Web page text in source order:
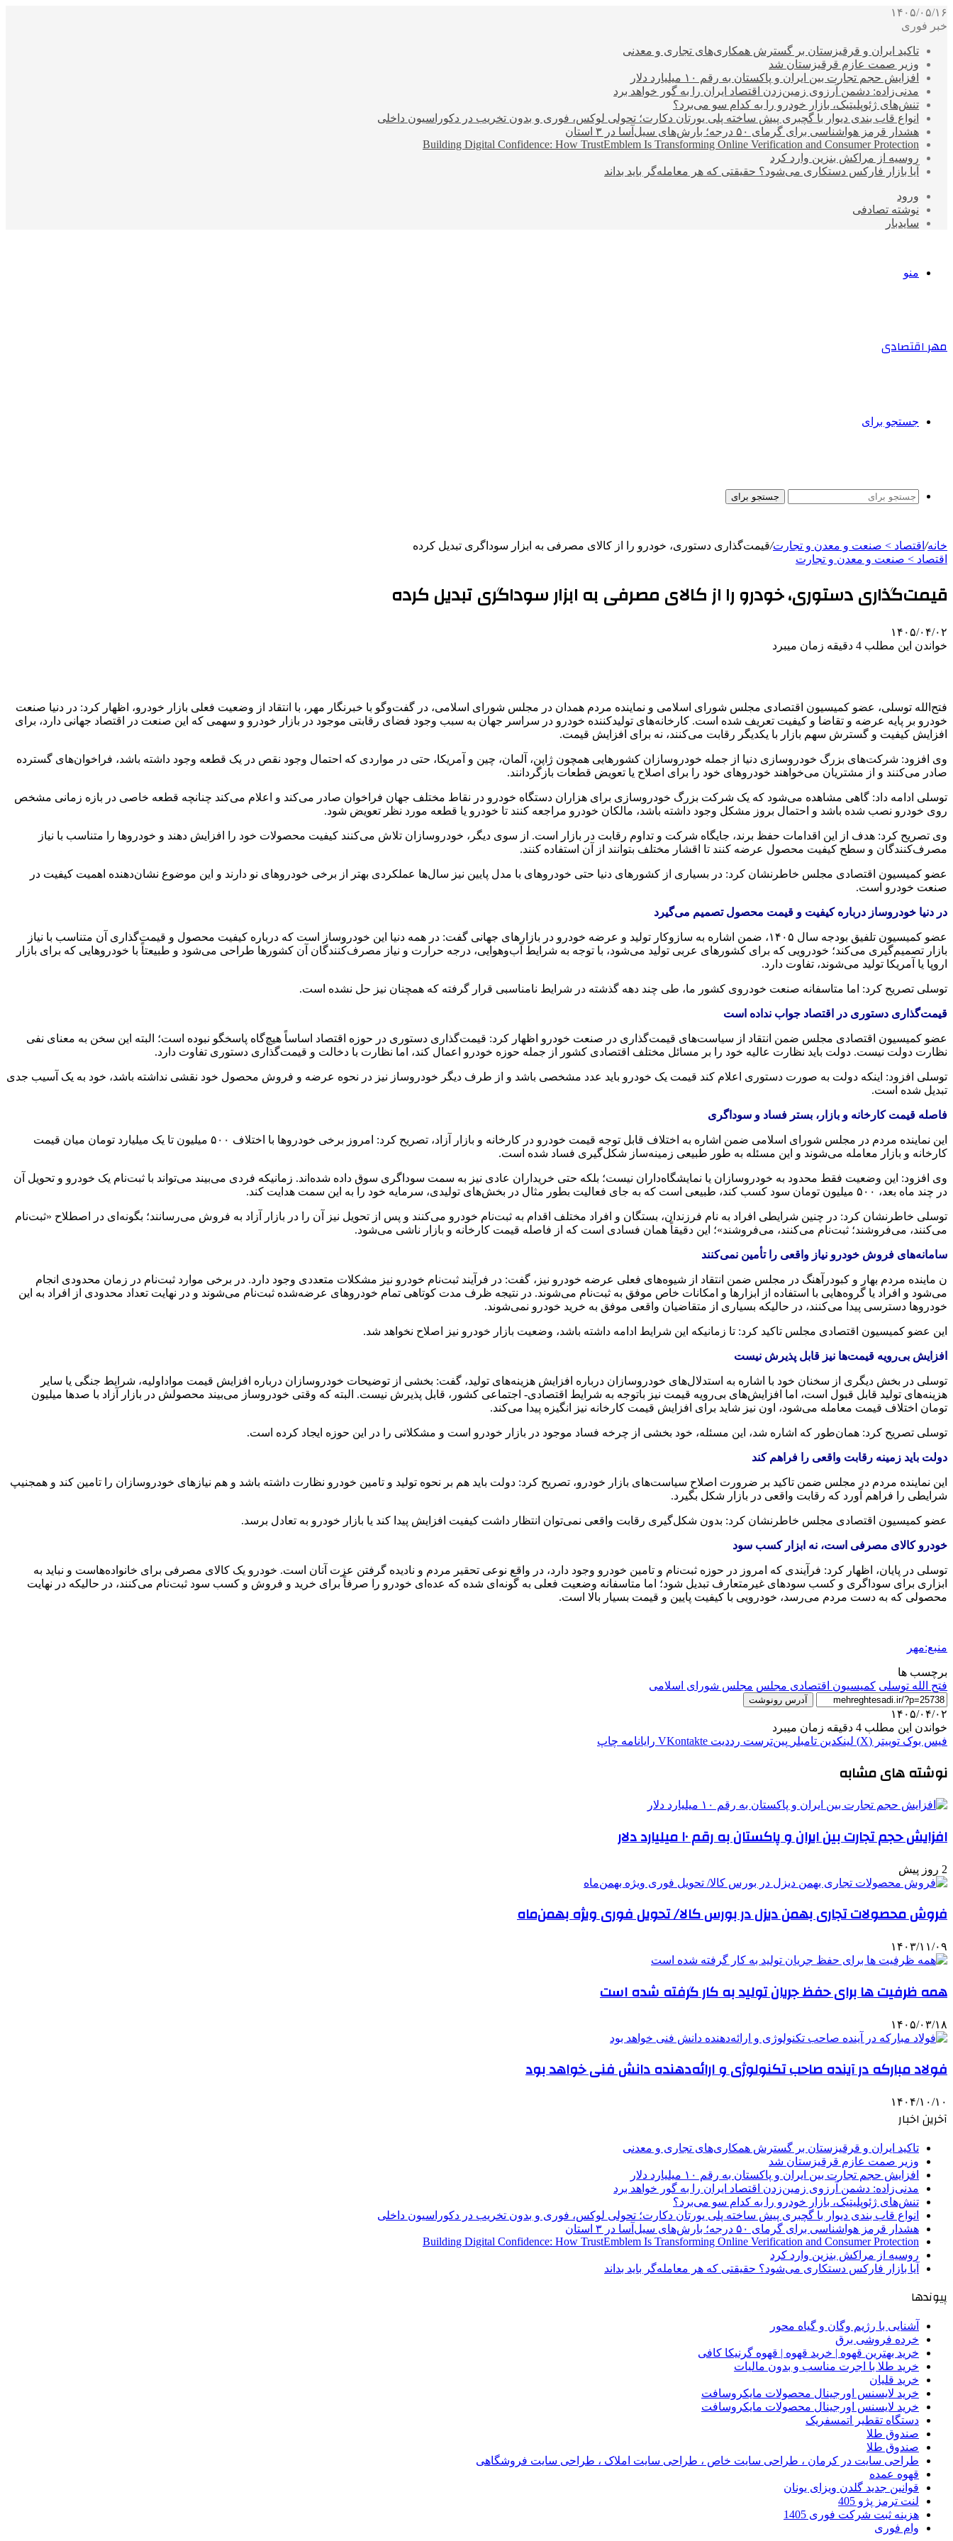
۱۴۰۵/۰۵/۱۶
خبر فوری
تاکید ایران و قرقیزستان بر گسترش همکاری‌های تجاری و معدنی
وزیر صمت عازم قرقیزستان شد
افزایش حجم تجارت بین ایران و پاکستان به رقم ۱۰ میلیارد دلار
مدنی‌زاده: دشمن آرزوی زمین‌زدن اقتصاد ایران را به گور خواهد برد
تنش‌های ژئوپلیتیک، بازار خودرو را به کدام سو می‌برد؟
انواع قاب بندی دیوار با گچبری پیش ساخته پلی یورتان دکارت؛ تحولی لوکس، فوری و بدون تخریب در دکوراسیون داخلی
هشدار قرمز هواشناسی برای گرمای ۵۰ درجه؛ بارش‌های سیل‌آسا در ۳ استان
Building Digital Confidence: How TrustEmblem Is Transforming Online Verification and Consumer Protection
روسیه از مراکش بنزین وارد کرد
آیا بازار فارکس دستکاری می‌شود؟ حقیقتی که هر معامله‌گر باید بداند
ورود
نوشته تصادفی
سایدبار
منو
مهر اقتصادی
جستجو برای
جستجو برای
خانه/ اقتصاد > صنعت و معدن و تجارت/قیمت‌گذاری دستوری، خودرو را از کالای مصرفی به ابزار سوداگری تبدیل کرده
اقتصاد > صنعت و معدن و تجارت
قیمت‌گذاری دستوری، خودرو را از کالای مصرفی به ابزار سوداگری تبدیل کرده
۱۴۰۵/۰۴/۰۲
خواندن این مطلب 4 دقیقه زمان میبرد
فتح‌الله توسلی، عضو کمیسیون اقتصادی مجلس شورای اسلامی و نماینده مردم همدان در مجلس شورای اسلامی، در گفت‌وگو با خبرنگار مهر، با انتقاد از وضعیت فعلی بازار خودرو، اظهار کرد: در دنیا صنعت
خودرو بر پایه عرضه و تقاضا و کیفیت تعریف شده است. کارخانه‌های تولیدکننده خودرو در سراسر جهان به سبب وجود فضای رقابتی موجود در بازار خودرو و سهمی که این صنعت در اقتصاد جهانی دارد، برای
افزایش کیفیت و گسترش سهم بازار با یکدیگر رقابت می‌کنند، نه برای افزایش قیمت.
وی افزود: شرکت‌های بزرگ خودروسازی دنیا از جمله خودروسازان کشورهایی همچون ژاپن، آلمان، چین و آمریکا، حتی در مواردی که احتمال وجود نقص در یک قطعه وجود داشته باشد، فراخوان‌های گسترده
صادر می‌کنند و از مشتریان می‌خواهند خودروهای خود را برای اصلاح یا تعویض قطعات بازگردانند.
توسلی ادامه داد: گاهی مشاهده می‌شود که یک شرکت بزرگ خودروسازی برای هزاران دستگاه خودرو در نقاط مختلف جهان فراخوان صادر می‌کند و اعلام می‌کند چنانچه قطعه خاصی در بازه زمانی مشخص
روی خودرو نصب شده باشد و احتمال بروز مشکل وجود داشته باشد، مالکان خودرو مراجعه کنند تا خودرو یا قطعه مورد نظر تعویض شود.
وی تصریح کرد: هدف از این اقدامات حفظ برند، جایگاه شرکت و تداوم رقابت در بازار است. از سوی دیگر، خودروسازان تلاش می‌کنند کیفیت محصولات خود را افزایش دهند و خودروها را متناسب با نیاز
مصرف‌کنندگان و سطح کیفیت محصول عرضه کنند تا اقشار مختلف بتوانند از آن استفاده کنند.
عضو کمیسیون اقتصادی مجلس خاطرنشان کرد: در بسیاری از کشورهای دنیا حتی خودروهای با مدل پایین نیز سال‌ها عملکردی بهتر از برخی خودروهای نو دارند و این موضوع نشان‌دهنده اهمیت کیفیت در
صنعت خودرو است.
در دنیا خودروساز درباره کیفیت و قیمت محصول تصمیم می‌گیرد
عضو کمیسیون تلفیق بودجه سال ۱۴۰۵، ضمن اشاره به سازوکار تولید و عرضه خودرو در بازارهای جهانی گفت: در همه دنیا این خودروساز است که درباره کیفیت محصول و قیمت‌گذاری آن متناسب با نیاز
بازار تصمیم‌گیری می‌کند؛ خودرویی که برای کشورهای عربی تولید می‌شود، با توجه به شرایط آب‌وهوایی، درجه حرارت و نیاز مصرف‌کنندگان آن کشورها طراحی می‌شود و طبیعتاً با خودروهایی که برای بازار
اروپا یا آمریکا تولید می‌شوند، تفاوت دارد.
توسلی تصریح کرد: اما متاسفانه صنعت خودروی کشور ما، طی چند دهه گذشته در شرایط نامناسبی قرار گرفته که همچنان نیز حل نشده است.
قیمت‌گذاری دستوری در اقتصاد جواب نداده است
عضو کمیسیون اقتصادی مجلس ضمن انتقاد از سیاست‌های قیمت‌گذاری در صنعت خودرو اظهار کرد: قیمت‌گذاری دستوری در حوزه اقتصاد اساساً هیچ‌گاه پاسخگو نبوده است؛ البته این سخن به معنای نفی
نظارت دولت نیست. دولت باید نظارت عالیه خود را بر مسائل مختلف اقتصادی کشور از جمله حوزه خودرو اعمال کند، اما نظارت با دخالت و قیمت‌گذاری دستوری تفاوت دارد.
توسلی افزود: اینکه دولت به صورت دستوری اعلام کند قیمت یک خودرو باید عدد مشخصی باشد و از طرف دیگر خودروساز نیز در نحوه عرضه و فروش محصول خود نقشی نداشته باشد، خود به یک آسیب جدی
تبدیل شده است.
فاصله قیمت کارخانه و بازار، بستر فساد و سوداگری
این نماینده مردم در مجلس شورای اسلامی ضمن اشاره به اختلاف قابل توجه قیمت خودرو در کارخانه و بازار آزاد، تصریح کرد: امروز برخی خودروها با اختلاف ۵۰۰ میلیون تا یک میلیارد تومان میان قیمت
کارخانه و بازار معامله می‌شوند و این مسئله به طور طبیعی زمینه‌ساز شکل‌گیری فساد شده است.
وی افزود: این وضعیت فقط محدود به خودروسازان یا نمایشگاه‌داران نیست؛ بلکه حتی خریداران عادی نیز به سمت سوداگری سوق داده شده‌اند. زمانیکه فردی می‌بیند می‌تواند با ثبت‌نام یک خودرو و تحویل آن
در چند ماه بعد، ۵۰۰ میلیون تومان سود کسب کند، طبیعی است که به جای فعالیت بطور مثال در بخش‌های تولیدی، سرمایه خود را به این سمت هدایت کند.
توسلی خاطرنشان کرد: در چنین شرایطی افراد به نام فرزندان، بستگان و افراد مختلف اقدام به ثبت‌نام خودرو می‌کنند و پس از تحویل نیز آن را در بازار آزاد به فروش می‌رسانند؛ بگونه‌ای در اصطلاح «ثبت‌نام
می‌کنند، می‌فروشند؛ ثبت‌نام می‌کنند، می‌فروشند»؛ این دقیقاً همان فسادی است که از فاصله قیمت کارخانه و بازار ناشی می‌شود.
سامانه‌های فروش خودرو نیاز واقعی را تأمین نمی‌کنند
ن ماینده مردم بهار و کبودرآهنگ در مجلس ضمن انتقاد از شیوه‌های فعلی عرضه خودرو نیز، گفت: در فرآیند ثبت‌نام خودرو نیز مشکلات متعددی وجود دارد. در برخی موارد ثبت‌نام در زمان محدودی انجام
می‌شود و افراد یا گروه‌هایی با استفاده از ابزارها و امکانات خاص موفق به ثبت‌نام می‌شوند. در نتیجه ظرف مدت کوتاهی تمام خودروهای عرضه‌شده ثبت‌نام می‌شوند و در نهایت تعداد محدودی از افراد به این
خودروها دسترسی پیدا می‌کنند، در حالیکه بسیاری از متقاضیان واقعی موفق به خرید خودرو نمی‌شوند.
این عضو کمیسیون اقتصادی مجلس تاکید کرد: تا زمانیکه این شرایط ادامه داشته باشد، وضعیت بازار خودرو نیز اصلاح نخواهد شد.
افزایش بی‌رویه قیمت‌ها نیز قابل پذیرش نیست
توسلی در بخش دیگری از سخنان خود با اشاره به استدلال‌های خودروسازان درباره افزایش هزینه‌های تولید، گفت: بخشی از توضیحات خودروسازان درباره افزایش قیمت مواداولیه، شرایط جنگی یا سایر
هزینه‌های تولید قابل قبول است، اما افزایش‌های بی‌رویه قیمت نیز باتوجه به شرایط اقتصادی- اجتماعی کشور، قابل پذیرش نیست. البته که وقتی خودروساز می‌بیند محصولش در بازار آزاد با صدها میلیون
تومان اختلاف قیمت معامله می‌شود، اون نیز شاید برای افزایش قیمت کارخانه نیز انگیزه پیدا می‌کند.
توسلی تصریح کرد: همان‌طور که اشاره شد، این مسئله، خود بخشی از چرخه فساد موجود در بازار خودرو است و مشکلاتی را در این حوزه ایجاد کرده است.
دولت باید زمینه رقابت واقعی را فراهم کند
این نماینده مردم در مجلس ضمن تاکید بر ضرورت اصلاح سیاست‌های بازار خودرو، تصریح کرد: دولت باید هم بر نحوه تولید و تامین خودرو نظارت داشته باشد و هم نیازهای خودروسازان را تامین کند و همجنیپ
شرایطی را فراهم آورد که رقابت واقعی در بازار شکل بگیرد.
عضو کمیسیون اقتصادی مجلس خاطرنشان کرد: بدون شکل‌گیری رقابت واقعی نمی‌توان انتظار داشت کیفیت افزایش پیدا کند یا بازار خودرو به تعادل برسد.
خودرو کالای مصرفی است، نه ابزار کسب سود
توسلی در پایان، اظهار کرد: فرآیندی که امروز در حوزه ثبت‌نام و تامین خودرو وجود دارد، در واقع نوعی تحقیر مردم و نادیده گرفتن عزت آنان است. خودرو یک کالای مصرفی برای خانواده‌هاست و نباید به
ابزاری برای سوداگری و کسب سودهای غیرمتعارف تبدیل شود؛ اما متاسفانه وضعیت فعلی به گونه‌ای شده که عده‌ای خودرو را صرفاً برای خرید و فروش و کسب سود ثبت‌نام می‌کنند، در حالیکه در نهایت
محصولی که به دست مردم می‌رسد، خودرویی با کیفیت پایین و قیمت بسیار بالا است.
منبع:مهر
برچسب ها
فتح الله توسلی کمیسیون اقتصادی مجلس مجلس شورای اسلامی
آدرس رونوشت
۱۴۰۵/۰۴/۰۲
خواندن این مطلب 4 دقیقه زمان میبرد
فیس بوک توییتر (X) لینکدین ‫تامبلر ‫پین‌ترست ‫رددیت ‫VKontakte رایانامه چاپ
نوشته های مشابه
افزایش حجم تجارت بین ایران و پاکستان به رقم ۱۰ میلیارد دلار
2 روز پیش
فروش محصولات تجاری بهمن دیزل در بورس کالا/ تحویل فوری ویژه بهمن‌ماه
۱۴۰۳/۱۱/۰۹
همه ظرفیت ها برای حفظ جریان تولید به کار گرفته شده است
۱۴۰۵/۰۳/۱۸
فولاد مبارکه در آینده صاحب تکنولوژی و ارائه‌دهنده دانش فنی خواهد بود
۱۴۰۴/۱۰/۱۰
آخرین اخبار
تاکید ایران و قرقیزستان بر گسترش همکاری‌های تجاری و معدنی
وزیر صمت عازم قرقیزستان شد
افزایش حجم تجارت بین ایران و پاکستان به رقم ۱۰ میلیارد دلار
مدنی‌زاده: دشمن آرزوی زمین‌زدن اقتصاد ایران را به گور خواهد برد
تنش‌های ژئوپلیتیک، بازار خودرو را به کدام سو می‌برد؟
انواع قاب بندی دیوار با گچبری پیش ساخته پلی یورتان دکارت؛ تحولی لوکس، فوری و بدون تخریب در دکوراسیون داخلی
هشدار قرمز هواشناسی برای گرمای ۵۰ درجه؛ بارش‌های سیل‌آسا در ۳ استان
Building Digital Confidence: How TrustEmblem Is Transforming Online Verification and Consumer Protection
روسیه از مراکش بنزین وارد کرد
آیا بازار فارکس دستکاری می‌شود؟ حقیقتی که هر معامله‌گر باید بداند
پیوندها
آشنایی با رژیم وگان و گیاه محور
خرده فروشی برق
خرید بهترین قهوه | خرید قهوه | قهوه گرنیکا کافی
خرید طلا با اجرت مناسب و بدون مالیات
خرید قلیان
خرید لایسنس اورجینال محصولات مایکروسافت
خرید لایسنس اورجینال محصولات مایکروسافت
دستگاه تقطیر اتمسفریک
صندوق طلا
صندوق طلا
طراحی سایت در کرمان ، طراحی سایت خاص ، طراحی سایت املاک ، طراحی سایت فروشگاهی
قهوه عمده
قوانین جدید گلدن ویزای یونان
لنت ترمز پژو 405
هزینه ثبت شرکت فوری 1405
وام فوری